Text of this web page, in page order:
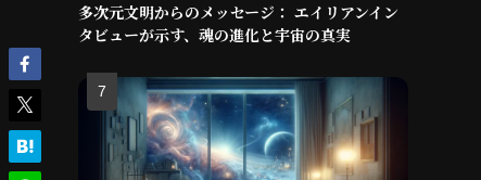
多次元文明からのメッセージ： エイリアンイン
タビューが示す、魂の進化と宇宙の真実